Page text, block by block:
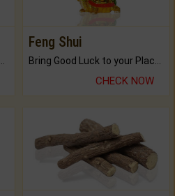
Feng Shui
CHECK NOW